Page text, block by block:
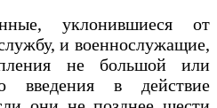
уклонившиеся от
и военнослужащие,
не большой или
введения в действие